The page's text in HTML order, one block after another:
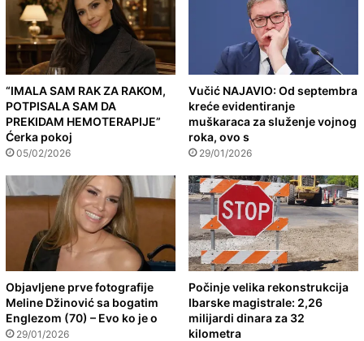
“IMALA SAM RAK ZA RAKOM,
POTPISALA SAM DA
PREKIDAM HEMOTERAPIJE”
Ćerka pokoj
05/02/2026
Vučić NAJAVIO: Od septembra
kreće evidentiranje
muškaraca za služenje vojnog
roka, ovo s
29/01/2026
Objavljene prve fotografije
Meline Džinović sa bogatim
Englezom (70) – Evo ko je o
29/01/2026
Počinje velika rekonstrukcija
Ibarske magistrale: 2,26
milijardi dinara za 32
kilometra